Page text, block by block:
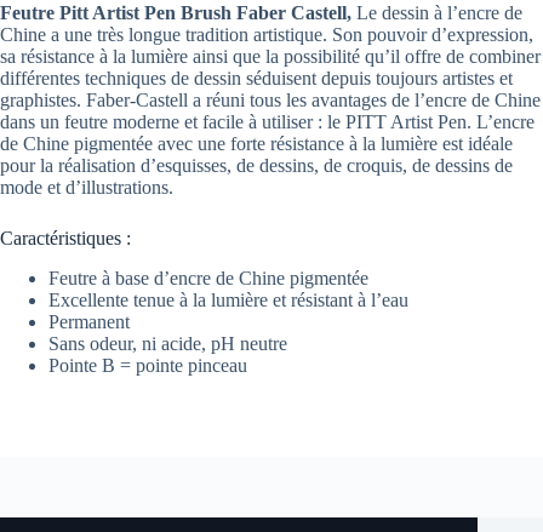
Feutre Pitt Artist Pen Brush Faber Castell, Le dessin à l’encre de
Chine a une très longue tradition artistique. Son pouvoir d’expression,
sa résistance à la lumière ainsi que la possibilité qu’il offre de combiner
différentes techniques de dessin séduisent depuis toujours artistes et
graphistes. Faber-Castell a réuni tous les avantages de l’encre de Chine
dans un feutre moderne et facile à utiliser : le PITT Artist Pen. L’encre
de Chine pigmentée avec une forte résistance à la lumière est idéale
pour la réalisation d’esquisses, de dessins, de croquis, de dessins de
mode et d’illustrations.
Caractéristiques :
Feutre à base d’encre de Chine pigmentée
Excellente tenue à la lumière et résistant à l’eau
Permanent
Sans odeur, ni acide, pH neutre
Pointe B = pointe pinceau